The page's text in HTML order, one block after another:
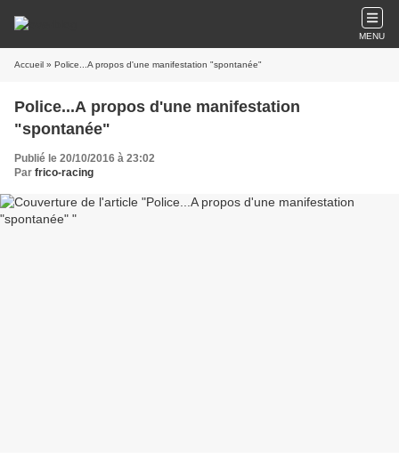
MENU
Accueil » Police...A propos d'une manifestation "spontanée"
Police...A propos d'une manifestation
"spontanée"
Publié le 20/10/2016 à 23:02
Par frico-racing